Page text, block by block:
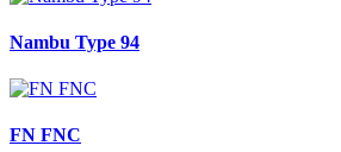
Nambu Type 94
FN FNC